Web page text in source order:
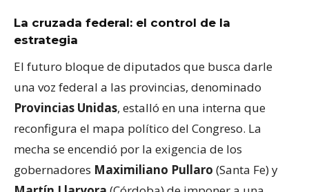
La cruzada federal: el control de la
estrategia
El futuro bloque de diputados que busca darle
una voz federal a las provincias, denominado
Provincias Unidas, estalló en una interna que
reconfigura el mapa político del Congreso. La
mecha se encendió por la exigencia de los
gobernadores Maximiliano Pullaro (Santa Fe) y